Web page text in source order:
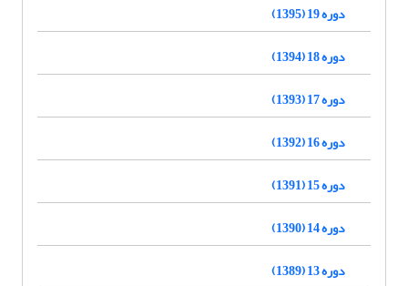
دوره 19 (1395)
دوره 18 (1394)
دوره 17 (1393)
دوره 16 (1392)
دوره 15 (1391)
دوره 14 (1390)
دوره 13 (1389)